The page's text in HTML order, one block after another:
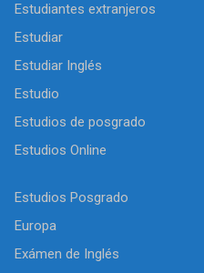
Estudiantes extranjeros
Estudiar
Estudiar Inglés
Estudio
Estudios de posgrado
Estudios Online
Estudios Posgrado
Europa
Exámen de Inglés